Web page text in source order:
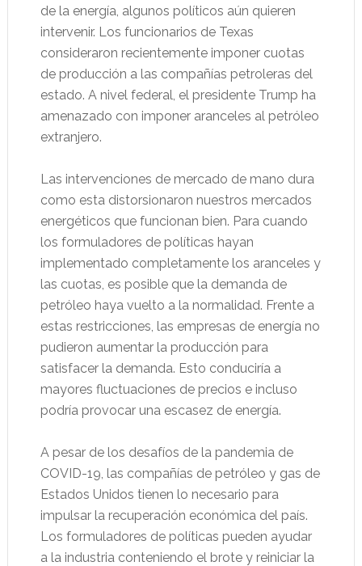
de la energía, algunos políticos aún quieren
intervenir. Los funcionarios de Texas
consideraron recientemente imponer cuotas
de producción a las compañías petroleras del
estado. A nivel federal, el presidente Trump ha
amenazado con imponer aranceles al petróleo
extranjero.
Las intervenciones de mercado de mano dura
como esta distorsionaron nuestros mercados
energéticos que funcionan bien. Para cuando
los formuladores de políticas hayan
implementado completamente los aranceles y
las cuotas, es posible que la demanda de
petróleo haya vuelto a la normalidad. Frente a
estas restricciones, las empresas de energía no
pudieron aumentar la producción para
satisfacer la demanda. Esto conduciría a
mayores fluctuaciones de precios e incluso
podría provocar una escasez de energía.
A pesar de los desafíos de la pandemia de
COVID-19, las compañías de petróleo y gas de
Estados Unidos tienen lo necesario para
impulsar la recuperación económica del país.
Los formuladores de políticas pueden ayudar
a la industria conteniendo el brote y reiniciar la